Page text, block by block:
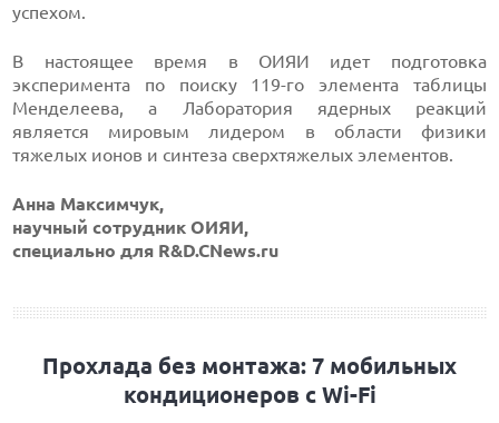
успехом.
В настоящее время в ОИЯИ идет подготовка
эксперимента по поиску 119-го элемента таблицы
Менделеева, а Лаборатория ядерных реакций
является мировым лидером в области физики
тяжелых ионов и синтеза сверхтяжелых элементов.
Анна Максимчук,
научный сотрудник ОИЯИ,
специально для R&D.CNews.ru
Прохлада без монтажа: 7 мобильных
кондиционеров с Wi-Fi